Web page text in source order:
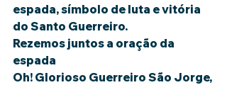
espada, símbolo de luta e vitória
do Santo Guerreiro.
Rezemos juntos a oração da
espada
Oh! Glorioso Guerreiro São Jorge,